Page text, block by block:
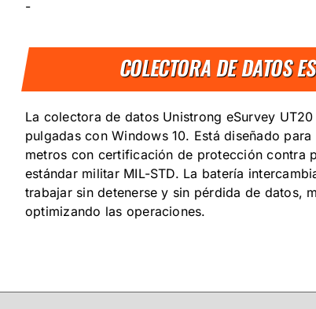
-
COLECTORA DE DATOS
La colectora de datos Unistrong eSurvey
pulgadas con Windows 10. Está diseñado
metros con certificación de protección contra
estándar militar MIL-STD. La batería
trabajar sin detenerse y sin pérdida de datos,
optimizando las operaciones.